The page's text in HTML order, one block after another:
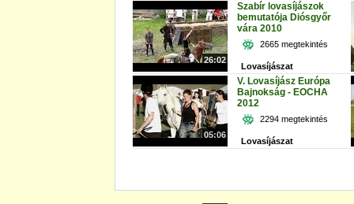
26:02
05:06
Szabír lovasíjászok
bemutatója Diósgyőr
vára 2010
2665 megtekintés
Lovasíjászat
V. Lovasíjász Európa
Bajnokság - EOCHA
2012
2294 megtekintés
Lovasíjászat